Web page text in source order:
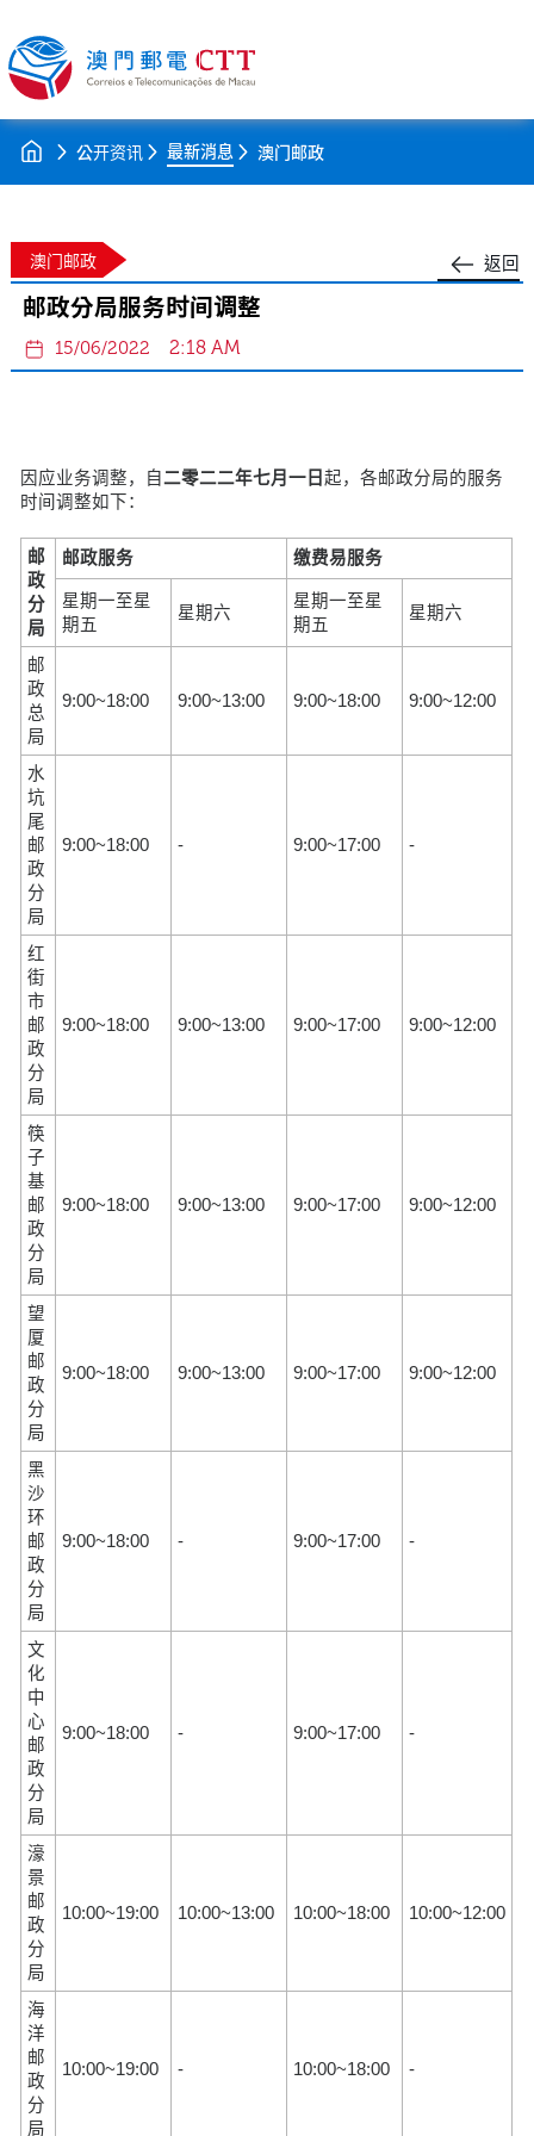
公开资讯 最新消息 澳门邮政
返回
澳门邮政
邮政分局服务时间调整
15/06/2022 2:18 AM
因应业务调整，自 二零二二年七月一日起，各邮政分局的服务
时间调整如下：
邮
政
分
局
邮政服务 缴费易服务
星期一至星
期五
星期六
星期一至星
期五
星期六
邮
政
总
局
9:00~18:00 9:00~13:00 9:00~18:00 9:00~12:00
水
坑
尾
邮
政
分
局
9:00~18:00 - 9:00~17:00 -
红
街
市
邮
政
分
局
9:00~18:00 9:00~13:00 9:00~17:00 9:00~12:00
筷
子
基
邮
政
分
局
9:00~18:00 9:00~13:00 9:00~17:00 9:00~12:00
望
厦
邮
政
分
局
9:00~18:00 9:00~13:00 9:00~17:00 9:00~12:00
黑
沙
环
邮
政
分
局
9:00~18:00 - 9:00~17:00 -
文
化
中
心
邮
政
分
局
9:00~18:00 - 9:00~17:00 -
濠
景
邮
政
分
局
10:00~19:00 10:00~13:00 10:00~18:00 10:00~12:00
海
洋
邮
政
分
局
10:00~19:00 - 10:00~18:00 -